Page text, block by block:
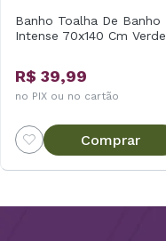
Banho Toalha De Banho
Intense 70x140 Cm Verde
R$ 39,99
no PIX ou no cartão
Comprar